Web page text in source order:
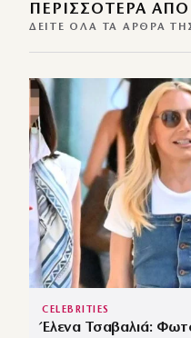
ΠΕΡΙΣΣΌΤΕΡΑ ΑΠΌ
ΔΕΊΤΕ ΌΛΑ ΤΑ ΆΡΘΡΑ
CELEBRITIES
Έλενα Τσαβαλιά: